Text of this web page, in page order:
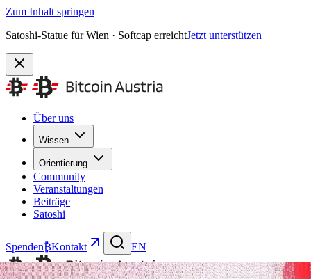
Zum Inhalt springen
Satoshi-Statue für Wien · Softcap erreichtJetzt unterstützen
Über uns
Wissen
Orientierung
Community
Veranstaltungen
Beiträge
Satoshi
Spenden₿Kontakt EN